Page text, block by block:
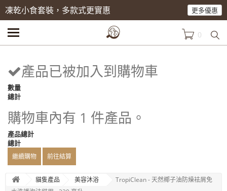
凍乾小食套裝，多款式更實惠 更多優惠
0
產品已被加入到購物車
數量
總計
購物車內有 1 件產品。
產品總計
總計
繼續購物 前往結算
貓隻產品 美容沐浴
TropiClean - 天然椰子油防燥袪屑免